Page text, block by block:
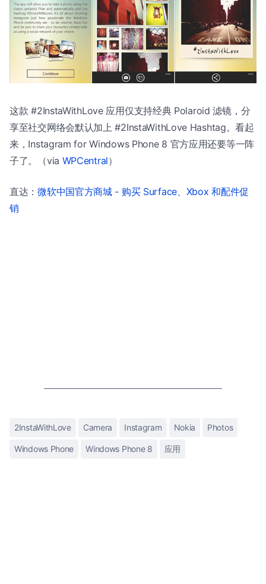
这款 #2InstaWithLove 应用仅支持经典 Polaroid 滤镜，分
享至社交网络会默认加上 #2InstaWithLove Hashtag。看起
来，Instagram for Windows Phone 8 官方应用还要等一阵
子了。（via WPCentral）
直达：微软中国官方商城 - 购买 Surface、Xbox 和配件促
销
2InstaWithLove Camera Instagram Nokia Photos
Windows Phone Windows Phone 8 应用